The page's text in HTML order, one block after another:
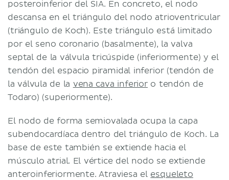
posteroinferior del SIA. En concreto, el nodo
descansa en el triángulo del nodo atrioventricular
(triángulo de Koch). Este triángulo está limitado
por el seno coronario (basalmente), la valva
septal de la válvula tricúspide (inferiormente) y el
tendón del espacio piramidal inferior (tendón de
la válvula de la vena cava inferior o tendón de
Todaro) (superiormente).
El nodo de forma semiovalada ocupa la capa
subendocardíaca dentro del triángulo de Koch. La
base de este también se extiende hacia el
músculo atrial. El vértice del nodo se extiende
anteroinferiormente. Atraviesa el esqueleto